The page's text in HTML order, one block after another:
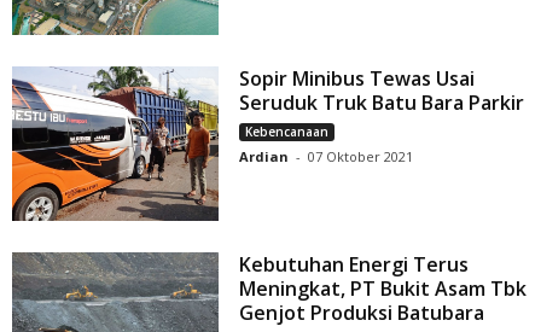
Sopir Minibus Tewas Usai
Seruduk Truk Batu Bara Parkir
Kebencanaan
Ardian - 07 Oktober 2021
Kebutuhan Energi Terus
Meningkat, PT Bukit Asam Tbk
Genjot Produksi Batubara